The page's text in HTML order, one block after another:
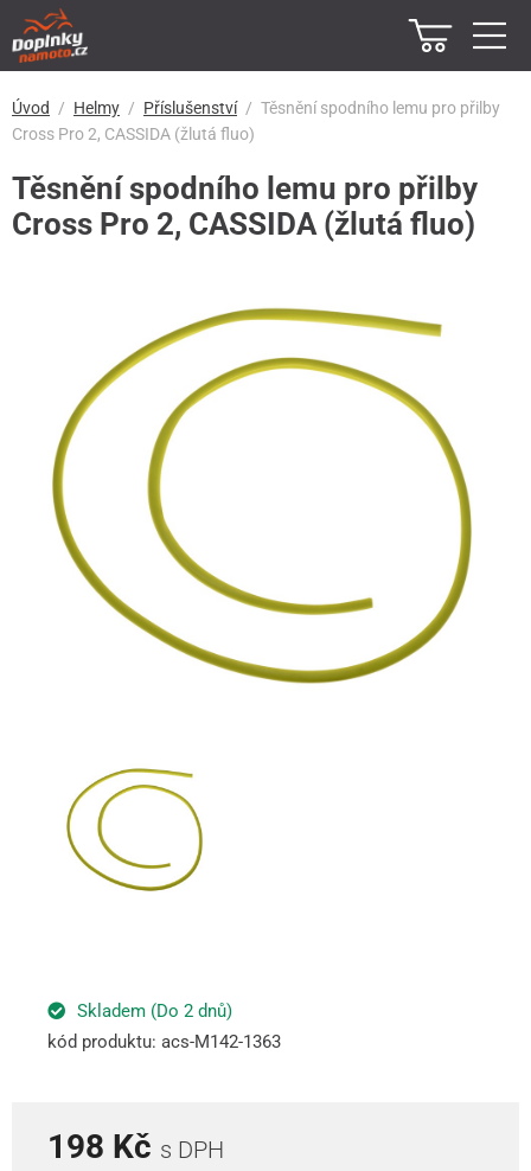
Úvod Helmy Příslušenství
Těsnění spodního lemu pro přilby
Cross Pro 2, CASSIDA (žlutá fluo)
Těsnění spodního lemu pro přilby
Cross Pro 2, CASSIDA (žlutá fluo)
Skladem (Do 2 dnů)
kód produktu: acs-M142-1363
198 Kč s DPH